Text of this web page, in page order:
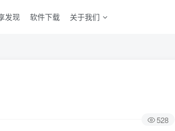
发现 软件下载 关于我们
528